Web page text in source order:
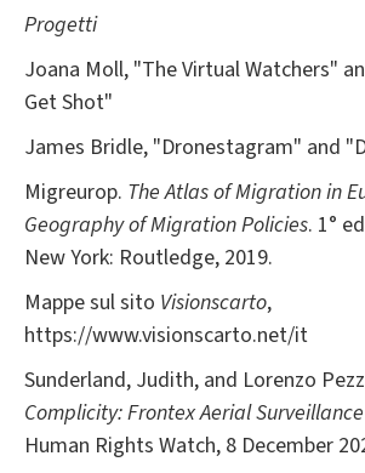
Progetti
Joana Moll, "The Virtual Watchers"
Get Shot"
James Bridle, "Dronestagram" and
Migreurop. The Atlas of Migration in
Geography of Migration Policies. 1°
New York: Routledge, 2019.
Mappe sul sito Visionscarto,
https://www.visionscarto.net/it
Sunderland, Judith, and Lorenzo
Complicity: Frontex Aerial Surveillance
Human Rights Watch, 8 December